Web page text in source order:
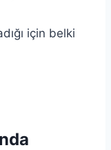
için belki